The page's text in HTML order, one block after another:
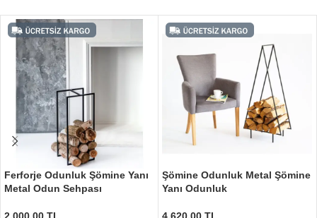
Ferforje Odunluk Şömine Yanı
Metal Odun Sehpası
Şömine Odunluk Metal Şömine
Yanı Odunluk